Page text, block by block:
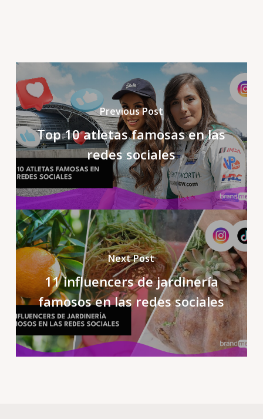
Previous Post
Top 10 atletas famosas en las
redes sociales
Next Post
11 influencers de jardinería
famosos en las redes sociales